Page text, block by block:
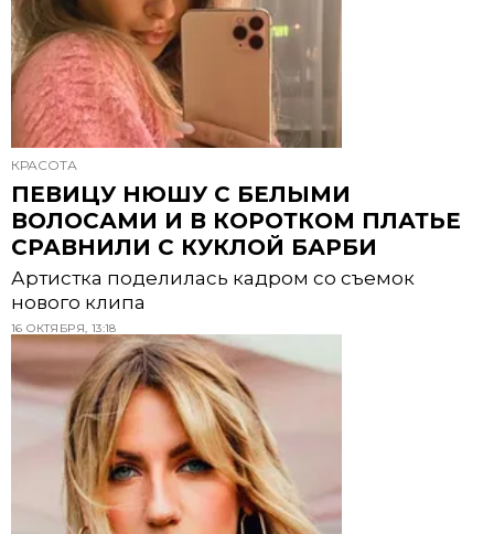
КРАСОТА
ПЕВИЦУ НЮШУ С БЕЛЫМИ
ВОЛОСАМИ И В КОРОТКОМ ПЛАТЬЕ
СРАВНИЛИ С КУКЛОЙ БАРБИ
Артистка поделилась кадром со съемок
нового клипа
16 ОКТЯБРЯ, 13:18